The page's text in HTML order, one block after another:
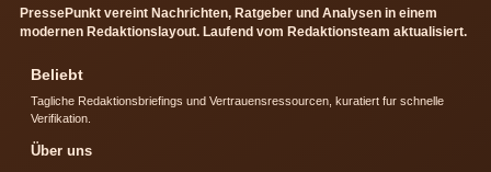
PressePunkt vereint Nachrichten, Ratgeber und Analysen in einem
modernen Redaktionslayout. Laufend vom Redaktionsteam aktualisiert.
Beliebt
Tagliche Redaktionsbriefings und Vertrauensressourcen, kuratiert fur schnelle
Verifikation.
Über uns